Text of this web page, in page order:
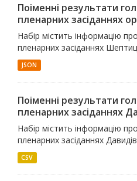
Поіменні результати
пленарних засіданнях
Набір містить інформацію
пленарних засіданнях
JSON
Поіменні результати
пленарних засіданнях
Набір містить інформацію
пленарних засіданнях
CSV